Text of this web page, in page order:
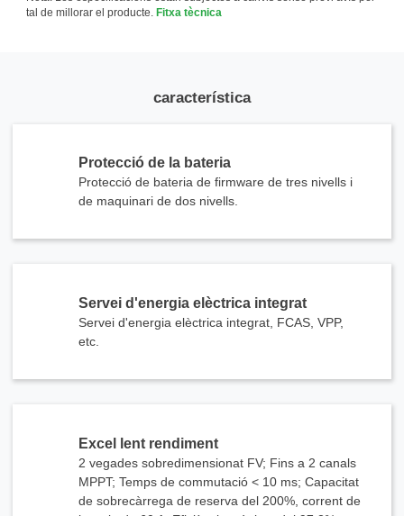
tal de millorar el producte.
Fitxa tècnica
característica
Protecció de la bateria
Protecció de bateria de firmware de tres nivells i
de maquinari de dos nivells.
Servei d'energia elèctrica integrat
Servei d'energia elèctrica integrat, FCAS, VPP,
etc.
Excel lent rendiment
2 vegades sobredimensionat FV; Fins a 2 canals
MPPT; Temps de commutació < 10 ms; Capacitat
de sobrecàrrega de reserva del 200%, corrent de